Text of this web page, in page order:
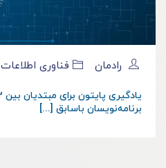
رادمان فناوری اطلاعات
برنامه‌نویسان باسابق [...]